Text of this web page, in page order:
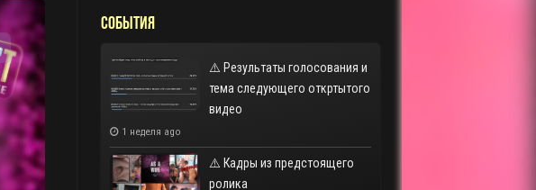
СОБЫТИЯ
⚠️ Результаты голосования и
тема следующего откртытого
видео
1 неделя ago
⚠️ Кадры из предстоящего
ролика